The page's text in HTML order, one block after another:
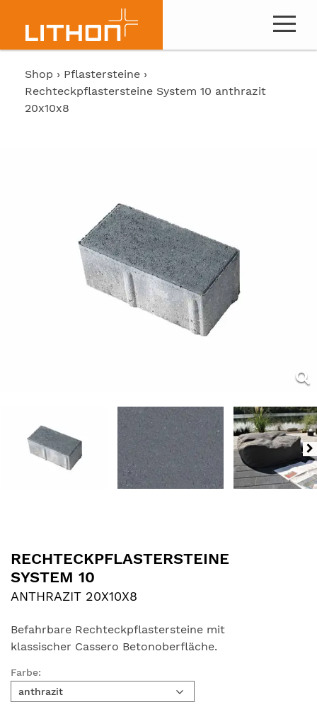
Shop
Pflastersteine
Rechteckpflastersteine System 10 anthrazit
20x10x8
RECHTECKPFLASTERSTEINE
SYSTEM 10
ANTHRAZIT 20X10X8
Befahrbare Rechteckpflastersteine mit
klassischer Cassero Betonoberfläche.
Farbe:
anthrazit